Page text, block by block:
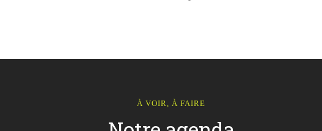
À VOIR, À FAIRE